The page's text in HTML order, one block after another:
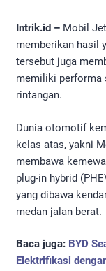
Intrik.id – Mobil
memberikan hasil
tersebut juga
memiliki performa
rintangan.
Dunia otomotif
kelas atas, yakni
membawa
plug-in hybrid
yang dibawa
medan jalan berat.
Baca juga: BYD
Elektrifikasi